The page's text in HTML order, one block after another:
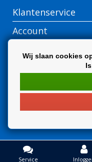
Klantenservice
Account
Service
Wij slaan cookies